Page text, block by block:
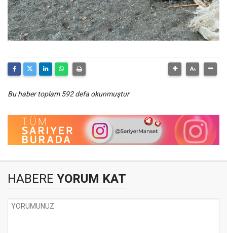
Bu haber toplam 592 defa okunmuştur
HABERE YORUM KAT